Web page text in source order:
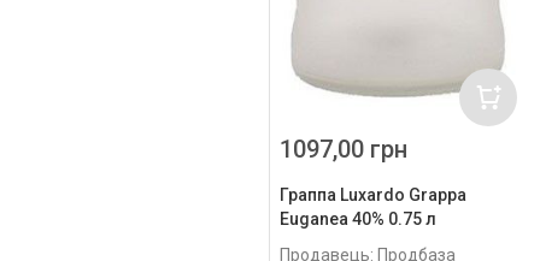
Граппа Luxardo Grappa
Euganea 40% 0.75 л
Продавець: Продбаза
1097,00 грн